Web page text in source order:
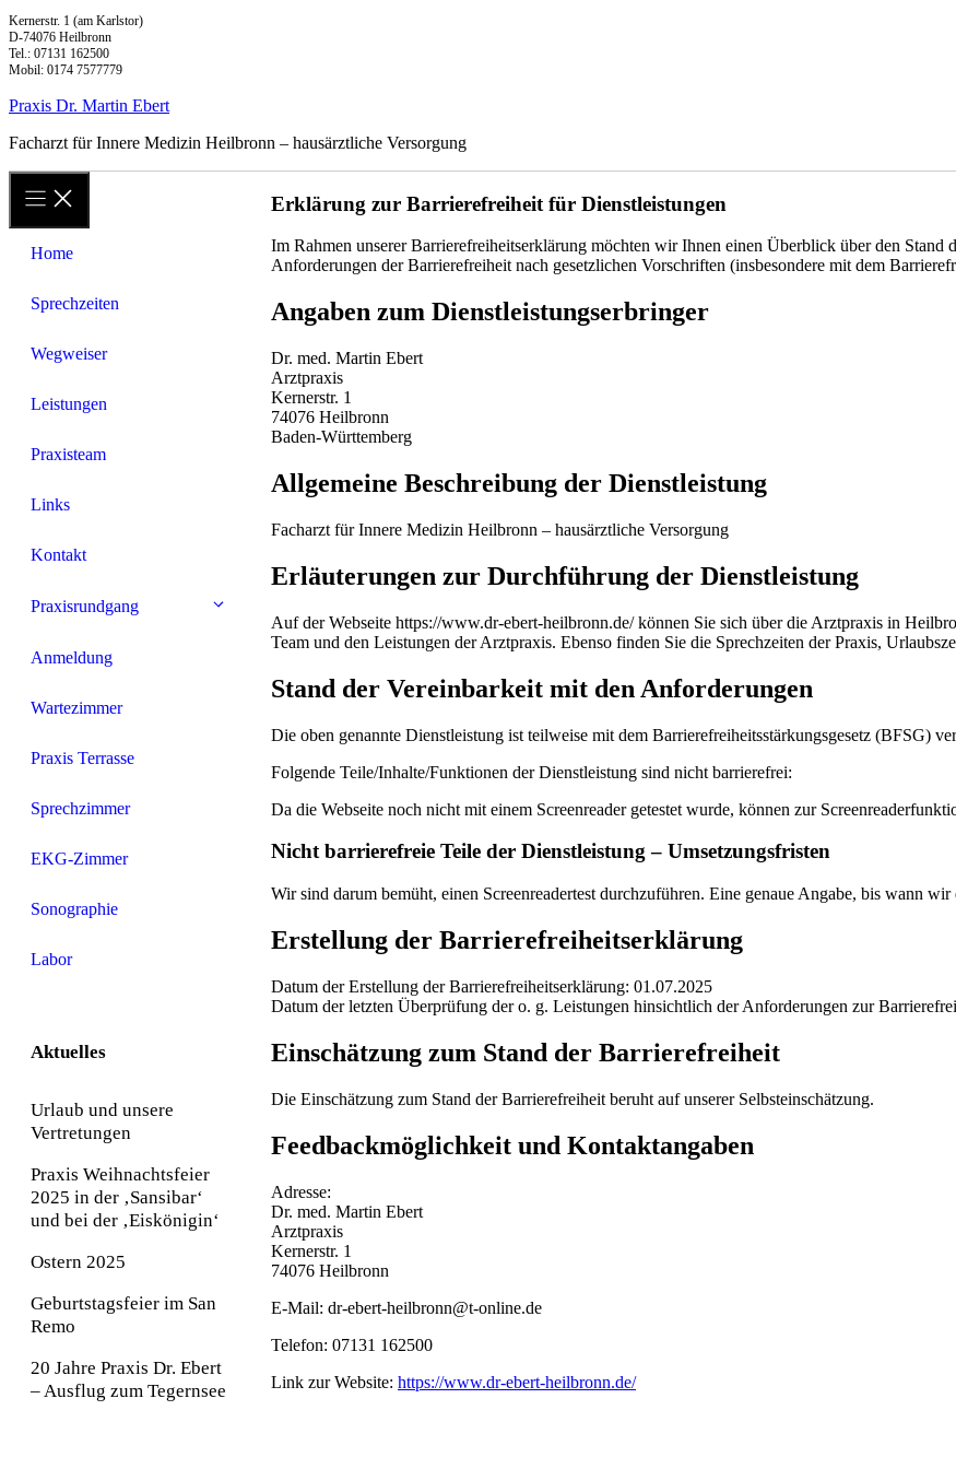
Zum
Inhalt
springen
Kernerstr. 1 (am Karlstor)
D-74076 Heilbronn
Tel.: 07131 162500
Mobil: 0174 7577779
Praxis Dr. Martin Ebert
Facharzt für Innere Medizin Heilbronn – hausärztliche Versorgung
Home
Sprechzeiten
Wegweiser
Leistungen
Praxisteam
Links
Kontakt
Praxisrundgang
Anmeldung
Wartezimmer
Praxis Terrasse
Sprechzimmer
EKG-Zimmer
Sonographie
Labor
Aktuelles
Urlaub und unsere
Vertretungen
Praxis Weihnachtsfeier
2025 in der ‚Sansibar‘
und bei der ‚Eiskönigin‘
Ostern 2025
Geburtstagsfeier im San
Remo
20 Jahre Praxis Dr. Ebert
– Ausflug zum Tegernsee
Erklärung zur Barrierefreiheit für Dienstleistungen
Im Rahmen unserer Barrierefreiheitserklärung möchten wir Ihnen einen Überblick über den Stand
Anforderungen der Barrierefreiheit nach gesetzlichen Vorschriften (insbesondere mit dem
Angaben zum Dienstleistungserbringer
Dr. med. Martin Ebert
Arztpraxis
Kernerstr. 1
74076 Heilbronn
Baden-Württemberg
Allgemeine Beschreibung der Dienstleistung
Facharzt für Innere Medizin Heilbronn – hausärztliche Versorgung
Erläuterungen zur Durchführung der Dienstleistung
Auf der Webseite https://www.dr-ebert-heilbronn.de/ können Sie sich über die Arztpraxis in
Team und den Leistungen der Arztpraxis. Ebenso finden Sie die Sprechzeiten der Praxis,
Stand der Vereinbarkeit mit den Anforderungen
Die oben genannte Dienstleistung ist teilweise mit dem Barrierefreiheitsstärkungsgesetz (BFSG)
Folgende Teile/Inhalte/Funktionen der Dienstleistung sind nicht barrierefrei:
Da die Webseite noch nicht mit einem Screenreader getestet wurde, können zur
Nicht barrierefreie Teile der Dienstleistung – Umsetzungsfristen
Wir sind darum bemüht, einen Screenreadertest durchzuführen. Eine genaue Angabe, bis wann
Erstellung der Barrierefreiheitserklärung
Datum der Erstellung der Barrierefreiheitserklärung: 01.07.2025
Datum der letzten Überprüfung der o. g. Leistungen hinsichtlich der Anforderungen zur
Einschätzung zum Stand der Barrierefreiheit
Die Einschätzung zum Stand der Barrierefreiheit beruht auf unserer Selbsteinschätzung.
Feedbackmöglichkeit und Kontaktangaben
Adresse:
Dr. med. Martin Ebert
Arztpraxis
Kernerstr. 1
74076 Heilbronn
E-Mail: dr-ebert-heilbronn@t-online.de
Telefon: 07131 162500
Link zur Website: https://www.dr-ebert-heilbronn.de/